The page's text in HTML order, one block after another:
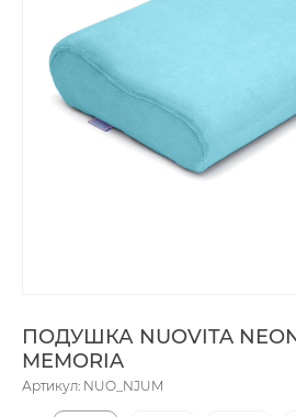
ПОДУШКА NUOVITA
MEMORIA
Артикул: NUO_NJUM